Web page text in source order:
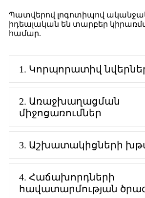
Պատվերով լոգոտիպով
իդեալական են տարբեր
համար.
1. Կորպորատիվ
2. Առաջխաղացման
միջոցառումներ
3. Աշխատակիցների
4. Հաճախորդների
հավատարմության